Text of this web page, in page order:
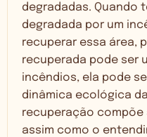
degradadas. Quando
degradada por um
recuperar essa área,
recuperada pode ser
incêndios, ela pode
dinâmica ecológica
recuperação compõe
assim como o